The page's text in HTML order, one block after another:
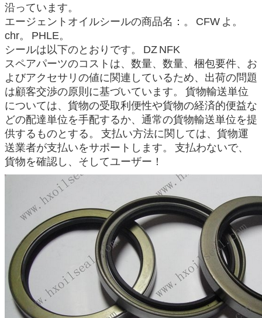
沿っています。
エージェントオイルシールの商品名：。
CFW よ。
chr。
PHLE。
シールは以下のとおりです。
DZ NFK
スペアパーツのコストは、数量、数量、梱包要件、お
よびアクセサリの値に関連しているため、出荷の問題
は顧客交渉の原則に基づいています。
貨物輸送単位
については、貨物の受取利便性や貨物の経済的便益な
どの配達単位を手配するか、通常の貨物輸送単位を提
供するものとする。
支払い方法に関しては、貨物運
送業者が支払いをサポートします。
支払わないで、
貨物を確認し、そしてユーザー！